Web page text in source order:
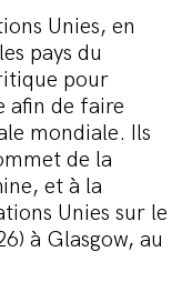
Unies, en
pays du
pour
afin de faire
mondiale. Ils
de la
et à la
Unies sur le
à Glasgow, au